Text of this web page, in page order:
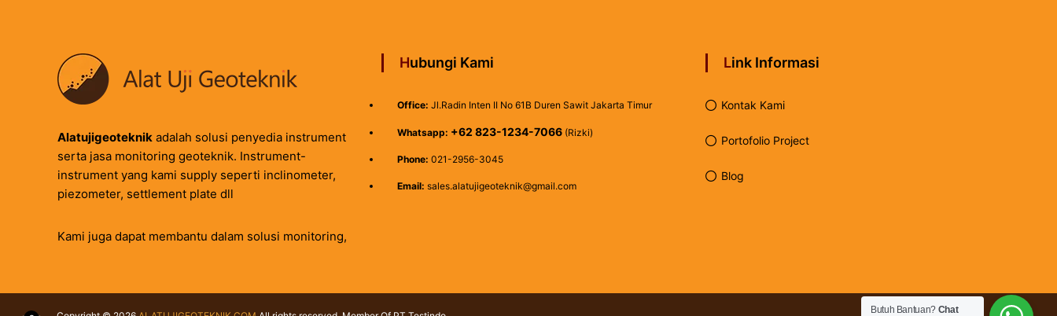
Alatujigeoteknik adalah solusi penyedia instrument
serta jasa monitoring geoteknik. Instrument-
instrument yang kami supply seperti inclinometer,
piezometer, settlement plate dll
Kami juga dapat membantu dalam solusi monitoring,
Hubungi Kami
Office: Jl.Radin Inten II No 61B Duren Sawit Jakarta Timur
Whatsapp: +62 823-1234-7066 (Rizki)
Phone: 021-2956-3045
Email: sales.alatujigeoteknik@gmail.com
Link Informasi
Kontak Kami
Portofolio Project
Blog
Butuh Bantuan? Chat